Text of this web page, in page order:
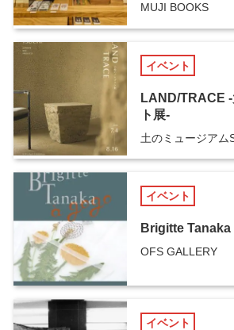
MUJI BOOKS
イベント
LAND/TRACE
ト展-
土のミュージアム
イベント
Brigitte
OFS GALLERY
イベント